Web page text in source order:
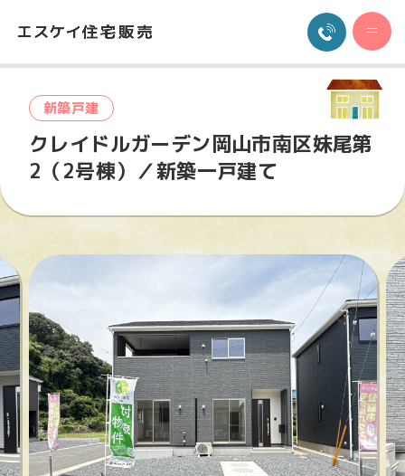
新築戸建
クレイドルガーデン岡山市南区妹尾第
2（2号棟）／新築一戸建て